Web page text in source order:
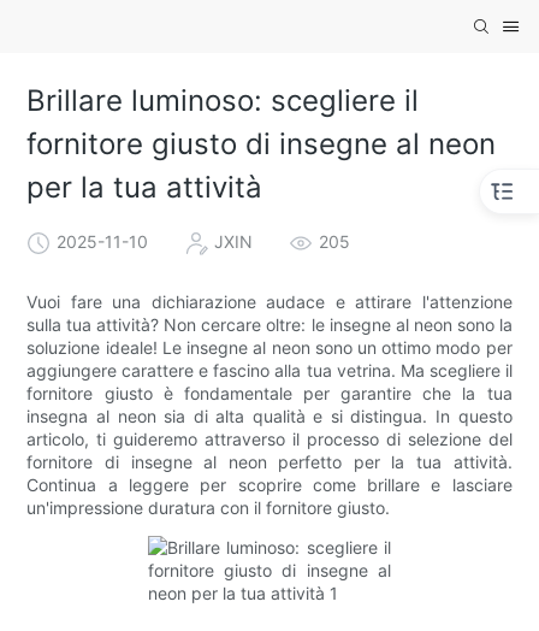
Brillare luminoso: scegliere il
fornitore giusto di insegne al neon
per la tua attività
2025-11-10 JXIN 205
Vuoi fare una dichiarazione audace e attirare l'attenzione
sulla tua attività? Non cercare oltre: le insegne al neon sono la
soluzione ideale! Le insegne al neon sono un ottimo modo per
aggiungere carattere e fascino alla tua vetrina. Ma scegliere il
fornitore giusto è fondamentale per garantire che la tua
insegna al neon sia di alta qualità e si distingua. In questo
articolo, ti guideremo attraverso il processo di selezione del
fornitore di insegne al neon perfetto per la tua attività.
Continua a leggere per scoprire come brillare e lasciare
un'impressione duratura con il fornitore giusto.